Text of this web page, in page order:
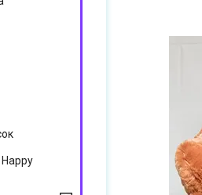
свою симпатію
Happy